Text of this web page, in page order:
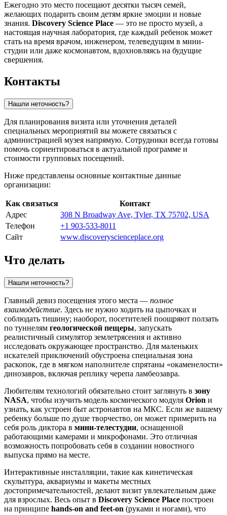
Ежегодно это место посещают десятки тысяч семей,
желающих подарить своим детям яркие эмоции и новые
знания. Discovery Science Place — это не просто музей, а
настоящая научная лаборатория, где каждый ребенок может
стать на время врачом, инженером, телеведущим в мини-
студии или даже космонавтом, вдохновляясь на будущие
свершения.
Контакты
Нашли неточность?
Для планирования визита или уточнения деталей
специальных мероприятий вы можете связаться с
администрацией музея напрямую. Сотрудники всегда готовы
помочь сориентироваться в актуальной программе и
стоимости групповых посещений.
Ниже представлены основные контактные данные
организации:
Как связаться
Контакт
Адрес
308 N Broadway Ave, Tyler, TX 75702, USA
Телефон
+1 903-533-8011
Сайт
www.discoveryscienceplace.org
Что делать
Нашли неточность?
Главный девиз посещения этого места — полное
взаимодействие. Здесь не нужно ходить на цыпочках и
соблюдать тишину; наоборот, посетителей поощряют ползать
по туннелям геологической пещеры, запускать
реалистичный симулятор землетрясения и активно
исследовать окружающее пространство. Для маленьких
искателей приключений обустроена специальная зона
раскопок, где в мягком наполнителе спрятаны «окаменелости»
динозавров, включая реплику черепа ламбеозавра.
Любителям технологий обязательно стоит заглянуть в зону
NASA, чтобы изучить модель космического модуля Orion и
узнать, как устроен быт астронавтов на МКС. Если же вашему
ребенку больше по душе творчество, он может примерить на
себя роль диктора в мини-телестудии, оснащенной
работающими камерами и микрофонами. Это отличная
возможность попробовать себя в создании новостного
выпуска прямо на месте.
Интерактивные инсталляции, такие как кинетическая
скульптура, аквариумы и макеты местных
достопримечательностей, делают визит увлекательным даже
для взрослых. Весь опыт в Discovery Science Place построен
на принципе hands-on and feet-on (руками и ногами), что